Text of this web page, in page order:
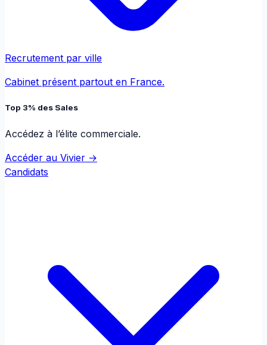
Recrutement par ville
Cabinet présent partout en France.
Top 3% des Sales
Accédez à l’élite commerciale.
Accéder au Vivier →
Candidats